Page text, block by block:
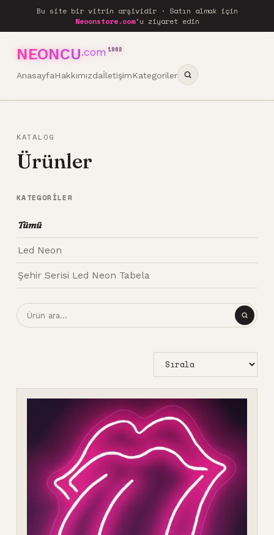
Bu site bir vitrin arşividir · Satın almak için
Neoonstore.com'u ziyaret edin
NEONCU.com 1962
AnasayfaHakkımızdaİletişimKategoriler
KATALOG
Ürünler
KATEGORILER
Tümü
Led Neon
Şehir Serisi Led Neon Tabela